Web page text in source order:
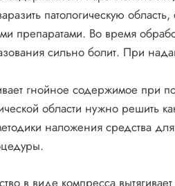
патологическую
препаратами. Во время
сильно болит. При
гнойное содержимое при
области нужно решить
наложения средства
в виде компресса